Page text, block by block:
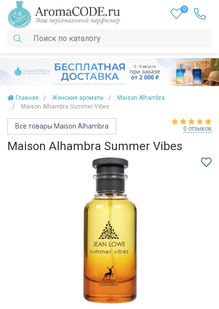
0
Главная Женские ароматы
Maison Alhambra
Maison Alhambra Summer Vibes
Все товары Maison Alhambra 0 отзывов
Maison Alhambra Summer Vibes